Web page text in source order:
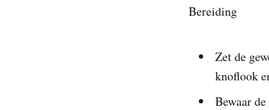
Bereiding
Zet de
knoflook
Bewaar